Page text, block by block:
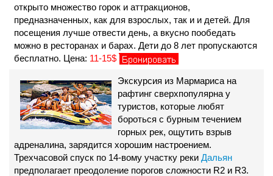
открыто множество горок и аттракционов,
предназначенных, как для взрослых, так и и детей. Для
посещения лучше отвести день, а вкусно пообедать
можно в ресторанах и барах. Дети до 8 лет пропускаются
бесплатно. Цена: 11-15$
Экскурсия из Мармариса на
рафтинг сверхпопулярна у
туристов, которые любят
бороться с бурным течением
горных рек, ощутить взрыв
адреналина, зарядится хорошим настроением.
Трехчасовой спуск по 14-вому участку реки Дальян
предполагает преодоление порогов сложности R2 и R3.